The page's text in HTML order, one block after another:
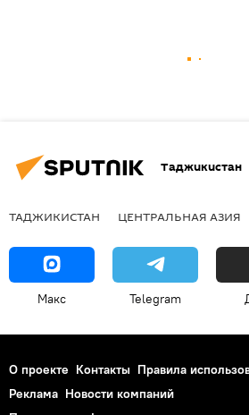
Таджикистан
ТАДЖИКИСТАН ЦЕНТРАЛЬНАЯ АЗИЯ
Макс Telegram
О проекте Контакты Правила
Реклама Новости компаний